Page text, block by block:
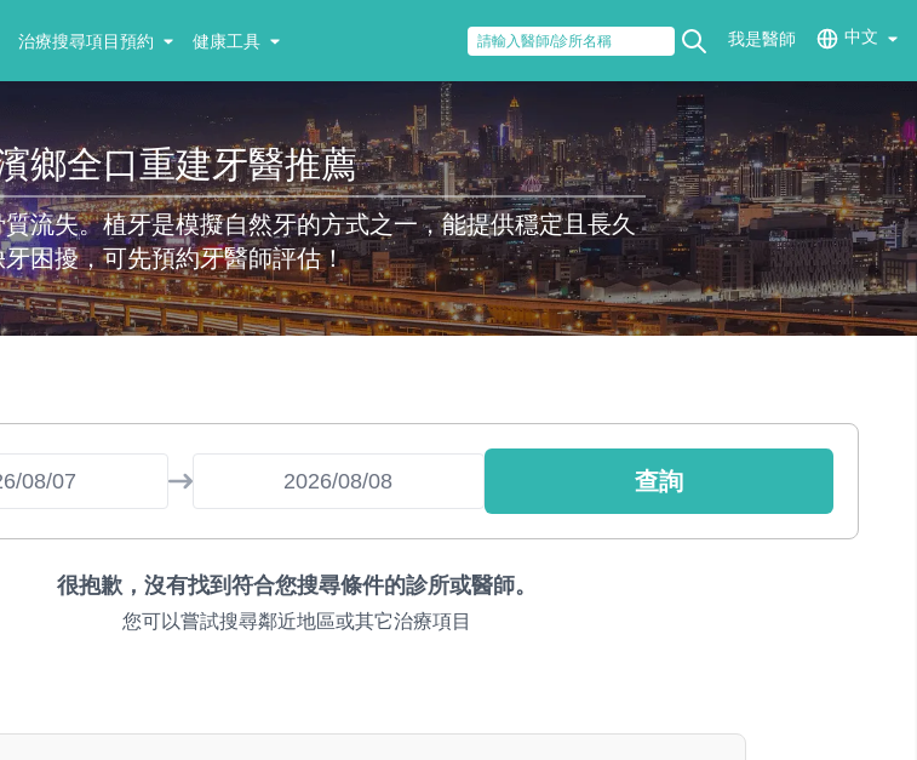
治療搜尋項目預約 健康工具 我是醫師 中文
鄉全口重建牙醫推薦
流失。植牙是模擬自然牙的方式之一，能提供穩定且長久
困擾，可先預約牙醫師評估！
查詢
很抱歉，沒有找到符合您搜尋條件的診所或醫師。
您可以嘗試搜尋鄰近地區或其它治療項目